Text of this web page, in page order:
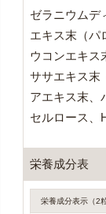
ゼラニウムデ
エキス末（パ
ウコンエキス
ササエキス末
アエキス末、
セルロース、
栄養成分表
栄養成分表示（2